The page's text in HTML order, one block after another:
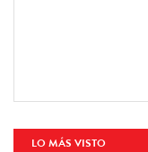
LO MÁS VISTO